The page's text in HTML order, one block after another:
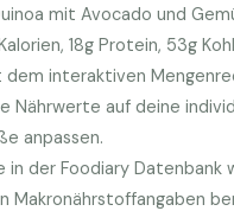
mit Avocado und
18g Protein, 53g
dem interaktiven
Nährwerte auf deine
anpassen.
in der Foodiary Datenbank
Makronährstoffangaben